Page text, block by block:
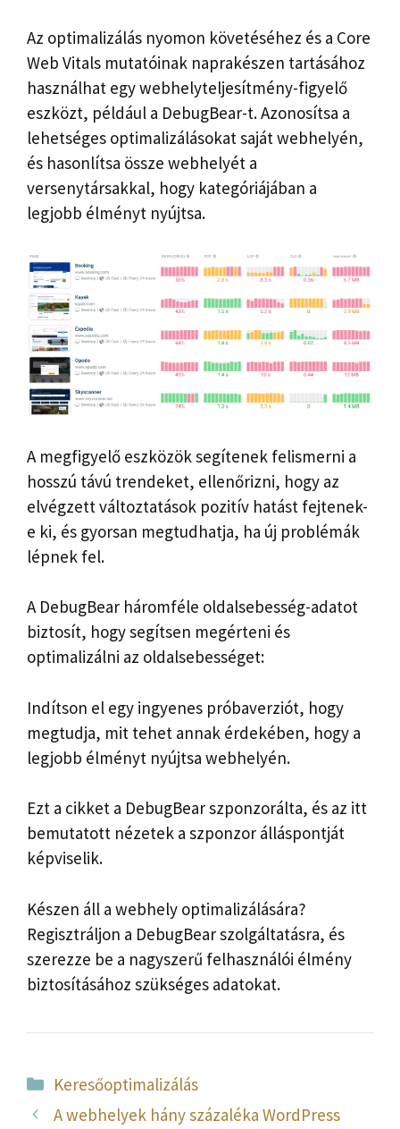
Az optimalizálás nyomon követéséhez és a Core
Web Vitals mutatóinak naprakészen tartásához
használhat egy webhelyteljesítmény-figyelő
eszközt, például a DebugBear-t. Azonosítsa a
lehetséges optimalizálásokat saját webhelyén,
és hasonlítsa össze webhelyét a
versenytársakkal, hogy kategóriájában a
legjobb élményt nyújtsa.
A megfigyelő eszközök segítenek felismerni a
hosszú távú trendeket, ellenőrizni, hogy az
elvégzett változtatások pozitív hatást fejtenek-
e ki, és gyorsan megtudhatja, ha új problémák
lépnek fel.
A DebugBear háromféle oldalsebesség-adatot
biztosít, hogy segítsen megérteni és
optimalizálni az oldalsebességet:
Indítson el egy ingyenes próbaverziót, hogy
megtudja, mit tehet annak érdekében, hogy a
legjobb élményt nyújtsa webhelyén.
Ezt a cikket a DebugBear szponzorálta, és az itt
bemutatott nézetek a szponzor álláspontját
képviselik.
Készen áll a webhely optimalizálására?
Regisztráljon a DebugBear szolgáltatásra, és
szerezze be a nagyszerű felhasználói élmény
biztosításához szükséges adatokat.
Kategória
Keresőoptimalizálás
A webhelyek hány százaléka WordPress